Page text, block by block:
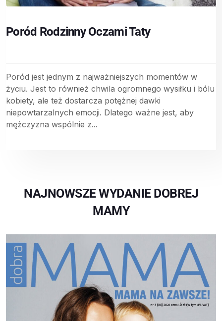
Poród Rodzinny Oczami Taty
Poród jest jednym z najważniejszych momentów w
życiu. Jest to również chwila ogromnego wysiłku i bólu
kobiety, ale też dostarcza potężnej dawki
niepowtarzalnych emocji. Dlatego ważne jest, aby
mężczyzna wspólnie z...
NAJNOWSZE WYDANIE DOBREJ
MAMY